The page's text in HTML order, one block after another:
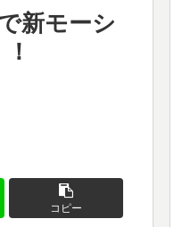
新モーシ
コピー